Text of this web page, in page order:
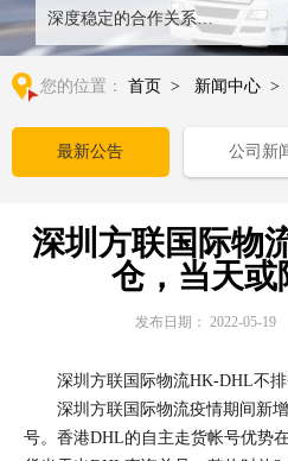
深度稳定的合作关系
整合全球优质物流运输资源,满
您的位置： 首页 > 新闻中心 >
最新公告 公司新
深圳方联国际物
仓，当天或
发布日期： 2022-05-19
深圳方联国际物流HK-DHL不
深圳方联国际物流疫情期间新
号。香港DHL的自主走货帐号优势